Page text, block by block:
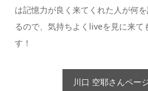
は記憶力が良く来てくれた人が何
るので、気持ちよくliveを見に来て
す！
川口 空耶さんペー